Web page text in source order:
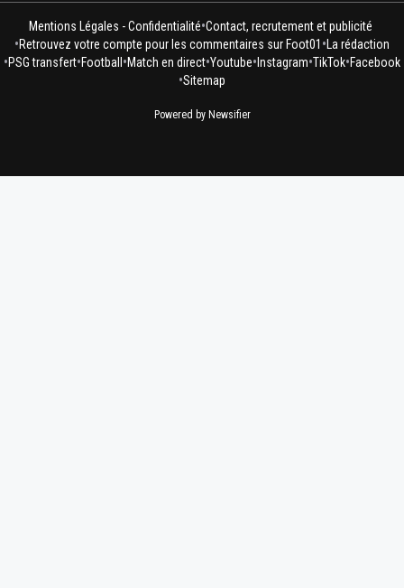
Mentions Légales - Confidentialité•Contact, recrutement et publicité
•Retrouvez votre compte pour les commentaires sur Foot01 • La rédaction
•PSG transfert•Football •Match en direct•Youtube• Instagram•TikTok•Facebook
•Sitemap
Powered by Newsifier